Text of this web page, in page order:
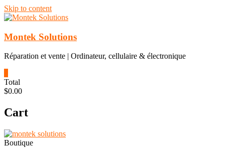
Skip to content
Montek Solutions
Réparation et vente | Ordinateur, cellulaire & électronique
Total
$0.00
Cart
Boutique